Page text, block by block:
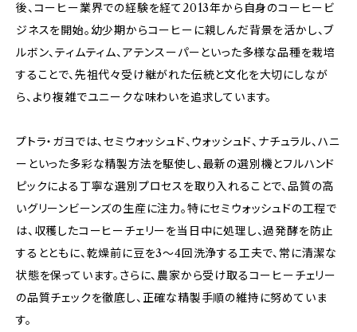
後、コーヒー業界での経験を経て2013年から自身のコーヒービ
ジネスを開始。幼少期からコーヒーに親しんだ背景を活かし、ブ
ルボン、ティムティム、アテンスーパーといった多様な品種を栽培
することで、先祖代々受け継がれた伝統と文化を大切にしなが
ら、より複雑でユニークな味わいを追求しています。
プトラ・ガヨでは、セミウォッシュド、ウォッシュド、ナチュラル、ハニ
ーといった多彩な精製方法を駆使し、最新の選別機とフルハンド
ピックによる丁寧な選別プロセスを取り入れることで、品質の高
いグリーンビーンズの生産に注力。特にセミウォッシュドの工程で
は、収穫したコーヒーチェリーを当日中に処理し、過発酵を防止
するとともに、乾燥前に豆を3～4回洗浄する工夫で、常に清潔な
状態を保っています。さらに、農家から受け取るコーヒーチェリー
の品質チェックを徹底し、正確な精製手順の維持に努めていま
す。